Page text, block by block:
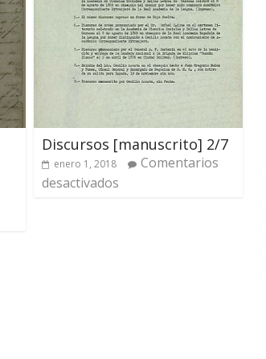
Discursos [manuscrito] 2/7
enero 1, 2018
Comentarios
desactivados